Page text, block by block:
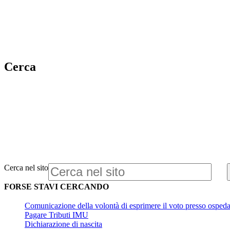
Cerca
Cerca nel sito
FORSE STAVI CERCANDO
Comunicazione della volontà di esprimere il voto presso
Pagare Tributi IMU
Dichiarazione di nascita